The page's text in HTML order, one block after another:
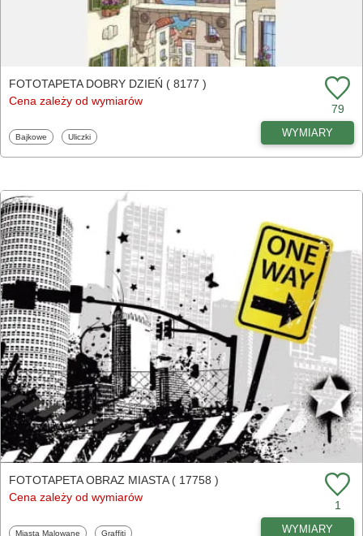
FOTOTAPETA DOBRY DZIEŃ ( 8177 )
Cena zależy od wymiarów
79
Fototapety
Bajkowe Fototapety
Uliczki WYMIARY
FOTOTAPETA OBRAZ MIASTA ( 17758 )
Cena zależy od wymiarów
1
Fototapety
Miasta Malowane Fototapety
Graffiti WYMIARY